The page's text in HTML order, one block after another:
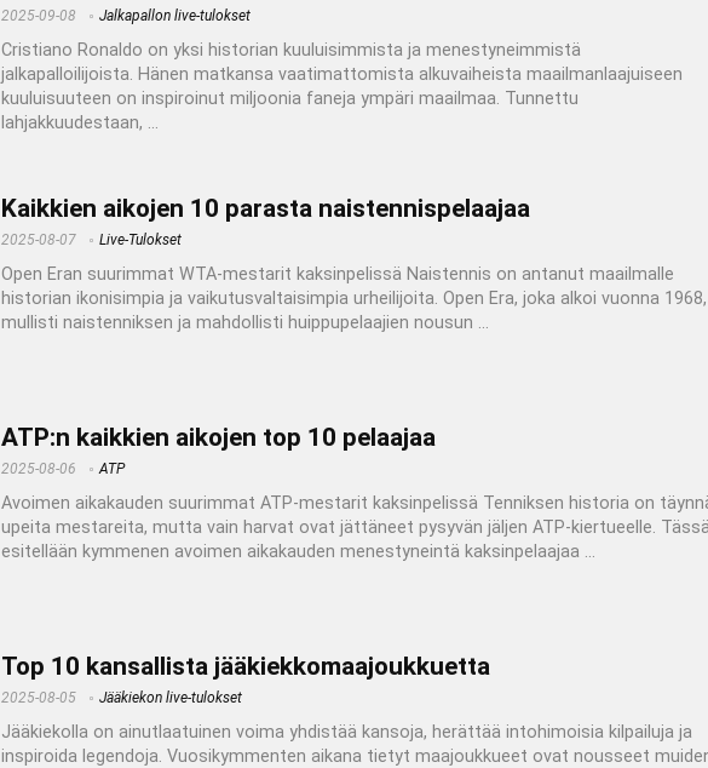
2025-09-08 Jalkapallon live-tulokset
Cristiano Ronaldo on yksi historian kuuluisimmista ja menestyneimmistä
jalkapalloilijoista. Hänen matkansa vaatimattomista alkuvaiheista maailmanlaajuiseen
kuuluisuuteen on inspiroinut miljoonia faneja ympäri maailmaa. Tunnettu
lahjakkuudestaan, ...
Kaikkien aikojen 10 parasta naistennispelaajaa
2025-08-07 Live-Tulokset
Open Eran suurimmat WTA-mestarit kaksinpelissä Naistennis on antanut maailmalle
historian ikonisimpia ja vaikutusvaltaisimpia urheilijoita. Open Era, joka alkoi vuonna 1968,
mullisti naistenniksen ja mahdollisti huippupelaajien nousun ...
ATP:n kaikkien aikojen top 10 pelaajaa
2025-08-06 ATP
Avoimen aikakauden suurimmat ATP-mestarit kaksinpelissä Tenniksen historia on
upeita mestareita, mutta vain harvat ovat jättäneet pysyvän jäljen ATP-kiertueelle.
esitellään kymmenen avoimen aikakauden menestyneintä kaksinpelaajaa ...
Top 10 kansallista jääkiekkomaajoukkuetta
2025-08-05 Jääkiekon live-tulokset
Jääkiekolla on ainutlaatuinen voima yhdistää kansoja, herättää intohimoisia kilpailuja ja
inspiroida legendoja. Vuosikymmenten aikana tietyt maajoukkueet ovat nousseet